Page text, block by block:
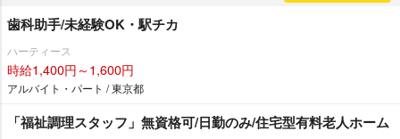
歯科助手/未経験OK・駅チカ
ハーティース
時給1,400円～1,600円
アルバイト・パート / 東京都
「福祉調理スタッフ」無資格可/日勤のみ/住宅型有料老人ホーム